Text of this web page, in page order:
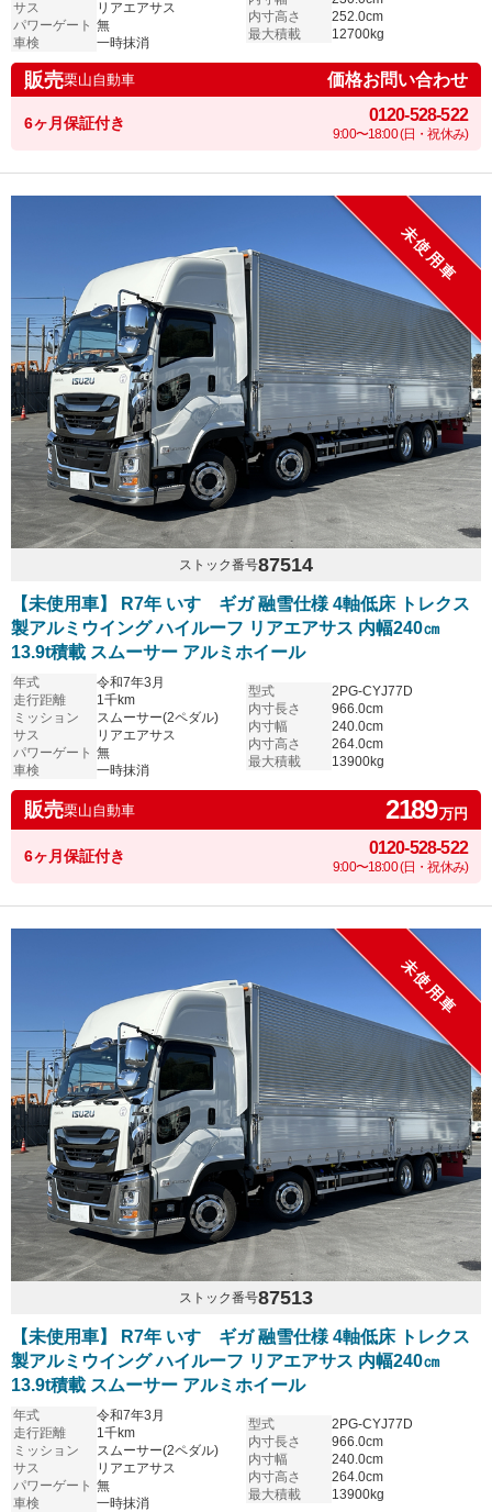
サス
リアエアサス
パワーゲート 無
車検
一時抹消
内寸高さ
252.0cm
最大積載
12700kg
販売栗山自動車 価格お問い合わせ
6ヶ月保証付き 0120-528-522
9:00〜18:00 (日・祝休み)
未使用車
ストック番号87514
【未使用車】 R7年 いすゞギガ 融雪仕様 4軸低床 トレクス
製アルミウイング ハイルーフ リアエアサス 内幅240㎝
13.9t積載 スムーサー アルミホイール
年式
令和7年3月
走行距離
1千km
ミッション
スムーサー(2ペダル)
サス
リアエアサス
パワーゲート 無
車検
一時抹消
型式
2PG-CYJ77D
内寸長さ
966.0cm
内寸幅
240.0cm
内寸高さ
264.0cm
最大積載
13900kg
販売栗山自動車 2189万円
6ヶ月保証付き 0120-528-522
9:00〜18:00 (日・祝休み)
未使用車
ストック番号87513
【未使用車】 R7年 いすゞギガ 融雪仕様 4軸低床 トレクス
製アルミウイング ハイルーフ リアエアサス 内幅240㎝
13.9t積載 スムーサー アルミホイール
年式
令和7年3月
走行距離
1千km
ミッション
スムーサー(2ペダル)
サス
リアエアサス
パワーゲート 無
車検
一時抹消
型式
2PG-CYJ77D
内寸長さ
966.0cm
内寸幅
240.0cm
内寸高さ
264.0cm
最大積載
13900kg